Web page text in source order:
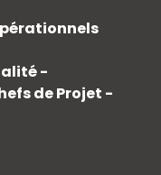
-
de Projet -